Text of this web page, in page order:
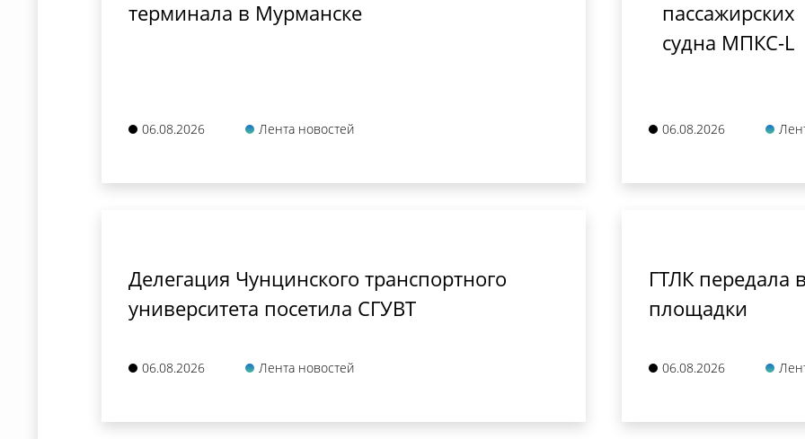
терминала в Мурманске
06.08.2026 Лента новостей
пассажирских
судна МПКС-L
06.08.2026
Делегация Чунцинского транспортного
университета посетила СГУВТ
06.08.2026 Лента новостей
ГТЛК передала
площадки
06.08.2026